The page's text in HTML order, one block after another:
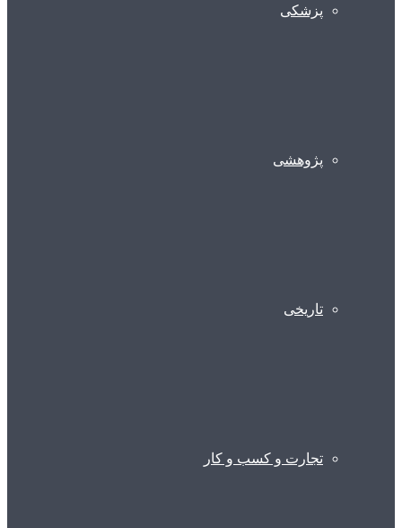
پزشکی
پژوهشی
تاریخی
تجارت و کسب و کار